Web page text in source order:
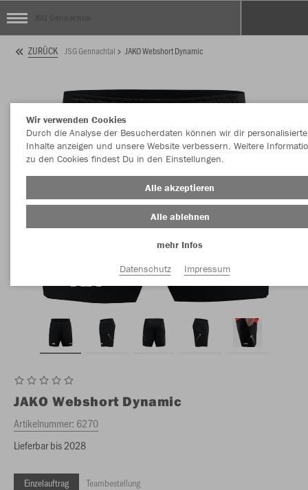
ZURÜCK JSG Gennachtal JAKO Webshort Dynamic
JAKO Webshort Dynamic
Artikelnummer: 6270
Lieferbar bis 2028
Einzelauftrag Teambestellung
Wir verwenden Cookies
Durch die Analyse der Besucherdaten können wir dir personalisierte
Inhalte anzeigen und unsere Website verbessern. Weitere
zu den Cookies findest Du in den Einstellungen.
Alle akzeptieren
Alle ablehnen
mehr Infos
Datenschutz
Impressum